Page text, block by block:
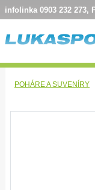
infolinka 0903 232 273,
POHÁRE A SUVENÍRY